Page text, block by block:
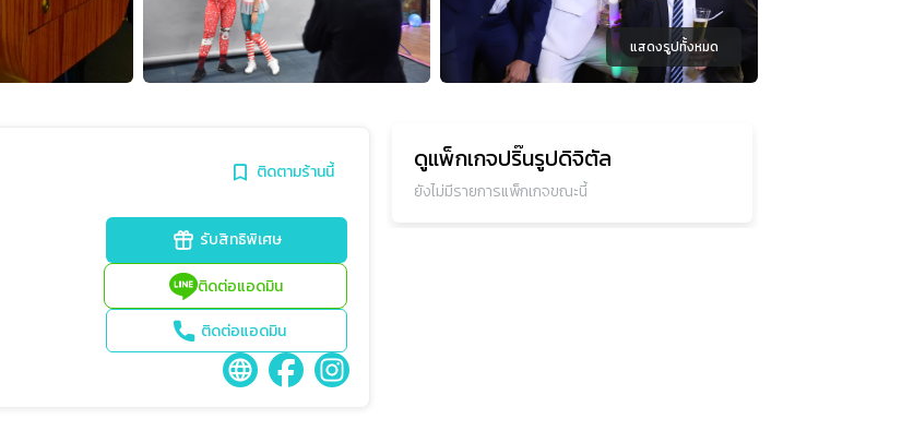
แสดงรูปทั้งหมด
ติดตามร้านนี้
รับสิทธิพิเศษ
ติดต่อแอดมิน
ติดต่อแอดมิน
ดูแพ็กเกจปริ๊นรูปดิจิตัล
ยังไม่มีรายการแพ็กเกจขณะนี้